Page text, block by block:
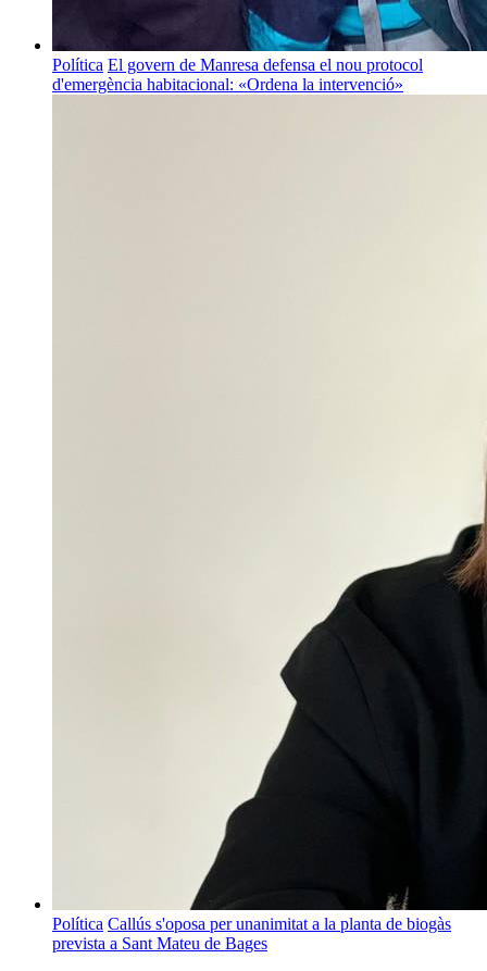
Política El govern de Manresa defensa el nou protocol
d'emergència habitacional: «Ordena la intervenció»
Política Callús s'oposa per unanimitat a la planta de biogàs
prevista a Sant Mateu de Bages